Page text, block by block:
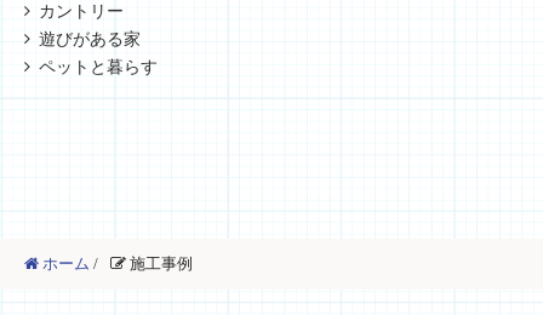
カントリー
遊びがある家
ペットと暮らす
ホーム / 施工事例